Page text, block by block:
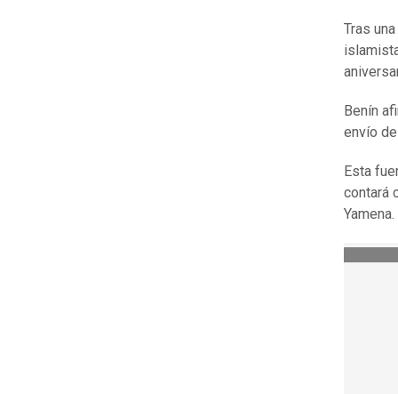
Tras
Benín
envío
Esta
contará
Yamena.